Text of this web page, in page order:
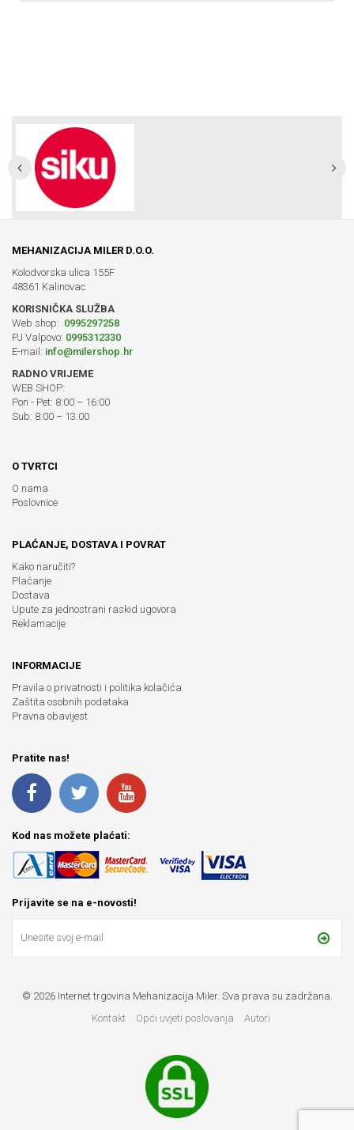
MEHANIZACIJA MILER D.O.O.
Kolodvorska ulica 155F
48361 Kalinovac
KORISNIČKA SLUŽBA
Web shop: 0995297258
PJ Valpovo: 0995312330
E-mail: info@milershop.hr
RADNO VRIJEME
WEB SHOP:
Pon - Pet: 8:00 – 16:00
Sub: 8:00 – 13:00
O TVRTCI
O nama
Poslovnice
PLAĆANJE, DOSTAVA I POVRAT
Kako naručiti?
Plaćanje
Dostava
Upute za jednostrani raskid ugovora
Reklamacije
INFORMACIJE
Pravila o privatnosti i politika kolačića
Zaštita osobnih podataka
Pravna obavijest
Pratite nas!
Kod nas možete plaćati:
Prijavite se na e-novosti!
© 2026 Internet trgovina Mehanizacija Miler. Sva prava su zadržana.
Kontakt
Opći uvjeti poslovanja Autori